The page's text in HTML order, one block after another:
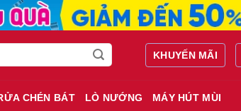
KHUYẾN MÃI
CHÉN BÁT LÒ NƯỚNG MÁY HÚT MÙI